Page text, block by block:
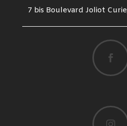
7 bis Boulevard Joliot

